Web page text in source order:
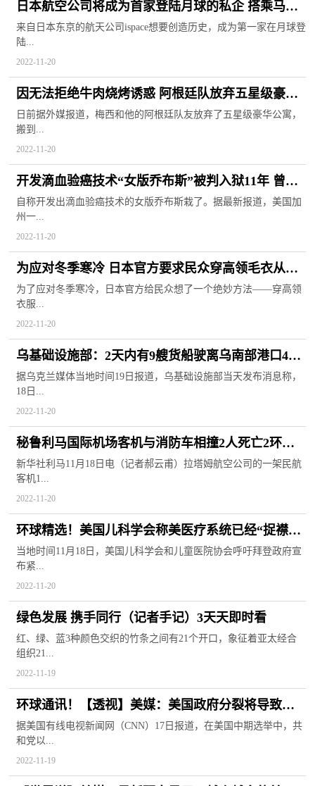
日本航空公司将成为首家登陆月球的私企 搭乘马斯
克SpaceX猎鹰火箭
来自日本东京的航天公司ispace想要创造历史，成为第一家在月球登
陆...
2022-11-20
因无法拒绝牛肉烧烤诱惑 阿根廷队放弃五星级豪华
公寓选择学生宿舍
日前据外媒报道，梅西和他的阿根廷队友放弃了五星级豪华公寓，
搬到...
2022-11-20
开发滴血验癌技术“女版乔布斯”被判入狱11年 曾是
硅谷最耀眼新星
自称开发出滴血验癌技术的女版乔布斯栽了。据最新报道，美国加
州一...
2022-11-20
为应对冬季寒冷 日本官方要求民众穿高领毛衣从而
可使颈部保暖
为了应对冬季寒冷，日本官方给民众想了一个绝妙方法——穿高领
衣服...
2022-11-20
乌基础设施部：2天内有9艘货船驶离乌南部港口4天
天快播报
据乌克兰媒体当地时间19日报道，乌基础设施部当天发布消息称，
18日...
2022-11-20
秘鲁利马国际机场客机与消防车相撞2人死亡2环球
动态
新华社利马11月18日电（记者郝云甫）拉塔姆航空公司的一架民航
客机1...
2022-11-20
环球精选！美国儿科学会称美医疗系统已经“捉襟见
肘”
当地时间11月18日，美国儿科学会和儿童医院协会呼吁拜登政府宣
布紧...
2022-11-20
绿色发展 携手同行（记者手记）3天天即时看
红、绿、蓝3种颜色交织的竹条之间有21个开口，象征着亚太经合
组织21...
2022-11-19
环球通讯！【透视】美媒：美国政府分裂将导致经
济遭灾难性打击
据美国有线电视新闻网（CNN）17日报道，在美国中期选举中，共
和党以...
2022-11-19